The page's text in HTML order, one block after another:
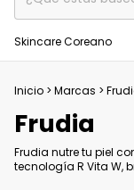
Skincare Coreano
Inicio > Marcas >
Frudia
Frudia nutre tu piel
tecnología R Vita W,